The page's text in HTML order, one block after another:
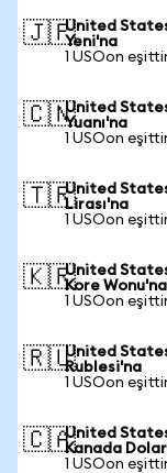
🇯🇵United
Yeni'na
1 USOon
🇨🇳United
Yuanı'na
1 USOon
🇹🇷United
Lirası'na
1 USOon
🇰🇷United
Kore Wonu'na
1 USOon
🇷🇺United
Rublesi'na
1 USOon
🇨🇦United
Kanada
1 USOon